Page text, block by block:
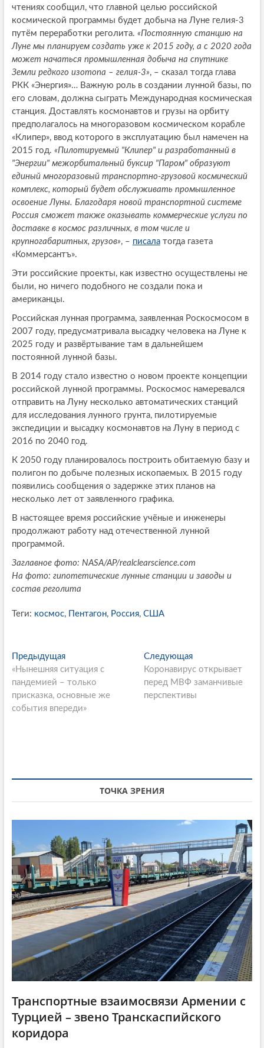
чтениях сообщил, что главной целью российской
космической программы будет добыча на Луне гелия-3
путём переработки реголита. «Постоянную станцию на
Луне мы планируем создать уже к 2015 году, а с 2020 года
может начаться промышленная добыча на спутнике
Земли редкого изотопа – гелия-3», – сказал тогда глава
РКК «Энергия»… Важную роль в создании лунной базы, по
его словам, должна сыграть Международная космическая
станция. Доставлять космонавтов и грузы на орбиту
предполагалось на многоразовом космическом корабле
«Клипер», ввод которого в эксплуатацию был намечен на
2015 год. «Пилотируемый "Клипер" и разработанный в
"Энергии" межорбитальный буксир "Паром" образуют
единый многоразовый транспортно-грузовой космический
комплекс, который будет обслуживать промышленное
освоение Луны. Благодаря новой транспортной системе
Россия сможет также оказывать коммерческие услуги по
доставке в космос различных, в том числе и
крупногабаритных, грузов», – писалатогда газета
«Коммерсантъ».
Эти российские проекты, как известно осуществлены не
были, но ничего подобного не создали пока и
американцы.
Российская лунная программа, заявленная Роскосмосом в
2007 году, предусматривала высадку человека на Луне к
2025 году и развёртывание там в дальнейшем
постоянной лунной базы.
В 2014 году стало известно о новом проекте концепции
российской лунной программы. Роскосмос намеревался
отправить на Луну несколько автоматических станций
для исследования лунного грунта, пилотируемые
экспедиции и высадку космонавтов на Луну в период с
2016 по 2040 год.
К 2050 году планировалось построить обитаемую базу и
полигон по добыче полезных ископаемых. В 2015 году
появились сообщения о задержке этих планов на
несколько лет от заявленного графика.
В настоящее время российские учёные и инженеры
продолжают работу над отечественной лунной
программой.
Заглавное фото: NASA/AP/realclearscience.com
На фото: гипотетические лунные станции и заводы и
состав реголита
Теги: космос, Пентагон, Россия, США
P
o
s
t
v
t
i
o
n
ПредыдущаяП
р
е
д
ы
т
ь
я
:
«Нынешняя ситуация с
пандемией – только
присказка, основные же
события впереди»
Следующая
л
е
д
а
я
:
Коронавирус открывает
перед МВФ заманчивые
перспективы
ТОЧКА ЗРЕНИЯ
Транспортные взаимосвязи Армении с
Турцией – звено Транскаспийского
коридора